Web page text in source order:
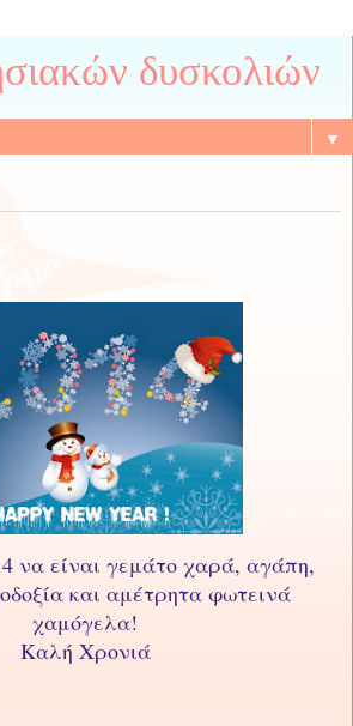
δυσκολιών
▼
να είναι γεμάτο χαρά, αγάπη,
και αμέτρητα φωτεινά
χαμόγελα!
Καλή Χρονιά